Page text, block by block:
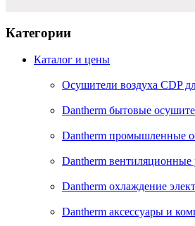
Категории
Каталог и цены
Осушители воздуха CDP
Dantherm бытовые
Dantherm промышленные
Dantherm вентиляционные
Dantherm oхлаждение
Dantherm аксессуары и